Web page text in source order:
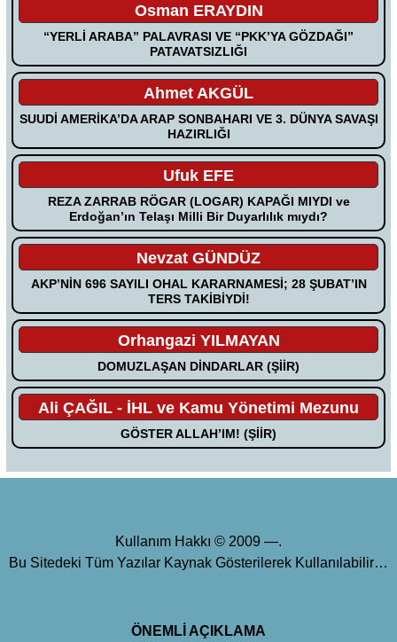
Osman ERAYDIN
“YERLİ ARABA” PALAVRASI VE “PKK’YA GÖZDAĞI”
PATAVATSIZLIĞI
Ahmet AKGÜL
SUUDİ AMERİKA’DA ARAP SONBAHARI VE 3. DÜNYA SAVAŞI
HAZIRLIĞI
Ufuk EFE
REZA ZARRAB RÖGAR (LOGAR) KAPAĞI MIYDI ve
Erdoğan’ın Telaşı Milli Bir Duyarlılık mıydı?
Nevzat GÜNDÜZ
AKP’NİN 696 SAYILI OHAL KARARNAMESİ; 28 ŞUBAT’IN
TERS TAKİBİYDİ!
Orhangazi YILMAYAN
DOMUZLAŞAN DİNDARLAR (ŞİİR)
Ali ÇAĞIL - İHL ve Kamu Yönetimi Mezunu
GÖSTER ALLAH’IM! (ŞİİR)
Kullanım Hakkı © 2009 —.
Bu Sitedeki Tüm Yazılar Kaynak Gösterilerek Kullanılabilir…
ÖNEMLİ AÇIKLAMA